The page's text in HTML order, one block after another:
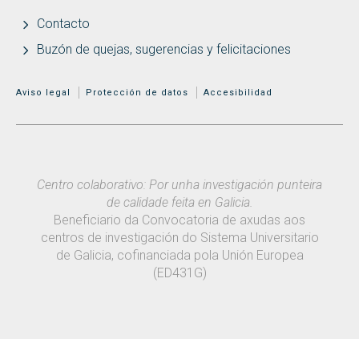
Contacto
Buzón de quejas, sugerencias y felicitaciones
MENÚ ADICIONAL
Aviso legal Protección de datos Accesibilidad
Centro colaborativo: Por unha investigación punteira
de calidade feita en Galicia.
Beneficiario da Convocatoria de axudas aos
centros de investigación do Sistema Universitario
de Galicia, cofinanciada pola Unión Europea
(ED431G)